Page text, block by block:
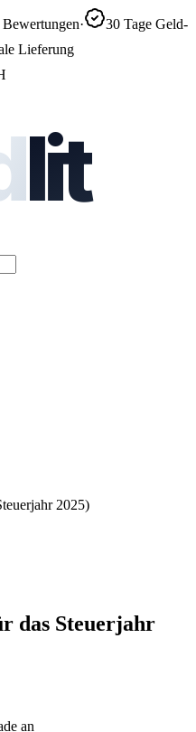
·
30 Tage Geld-
Lieferung
lit
2025)
das Steuerjahr
an